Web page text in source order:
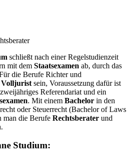
schließt nach einer Regelstudienzeit
mit dem Staatsexamen ab, durch das
die Berufe Richter und
Volljurist sein, Voraussetzung dafür ist
Referendariat und ein
. Mit einem Bachelor in den
oder Steuerrecht (Bachelor of Laws
man die Berufe Rechtsberater und
Studium: